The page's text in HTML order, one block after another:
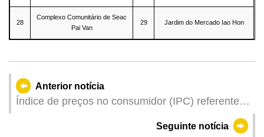
28
Complexo Comunitário de Seac
Pai Van
29 Jardim do Mercado Iao Hon
Anterior notícia
Índice de preços no consumidor (IPC) referente a
Seguinte notícia